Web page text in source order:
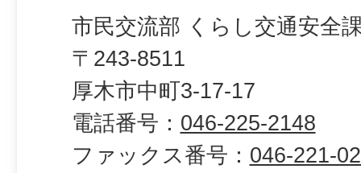
市民交流部 くらし交通安全
〒243-8511
厚木市中町3-17-17
電話番号： 046-225-2148
ファックス番号： 046-221-